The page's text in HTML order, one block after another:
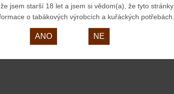
jsem starší 18 let a jsem si vědom(a), že tyto stránky
o tabákových výrobcích a kuřáckých potřebách.
ANO NE